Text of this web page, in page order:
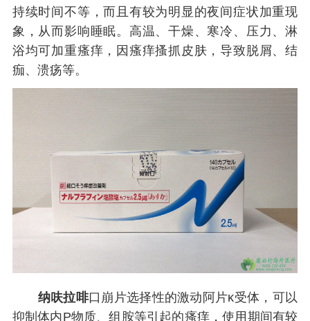
持续时间不等，而且有较为明显的夜间症状加重现
象，从而影响睡眠。高温、干燥、寒冷、压力、淋
浴均可加重瘙痒，因瘙痒搔抓皮肤，导致脱屑、结
痂、溃疡等。
纳呋拉啡口崩片选择性的激动阿片κ受体，可以
抑制体内P物质、组胺等引起的瘙痒，使用期间有较